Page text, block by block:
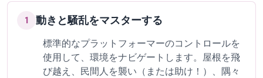
1 動きと騒乱をマスターする
標準的なプラットフォーマーのコントロールを
使用して、環境をナビゲートします。屋根を飛
び越え、民間人を襲い（または助け！）、隅々